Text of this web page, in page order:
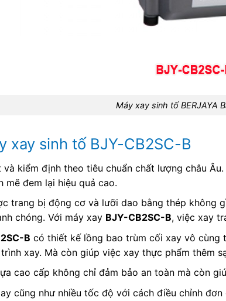
Máy xay sinh tố BERJAYA
xay sinh tố BJY-CB2SC-B
và kiểm định theo tiêu chuẩn chất lượng châu
mẽ đem lại hiệu quả cao.
trang bị động cơ và lưỡi dao bằng thép không
chóng. Với máy xay BJY-CB2SC-B, việc xay
B có thiết kế lồng bao trùm cối xay vô cùng
xay. Mà còn giúp việc xay thực phẩm thêm
cao cấp không chỉ đảm bảo an toàn mà còn
cũng như nhiều tốc độ với cách điều chỉnh